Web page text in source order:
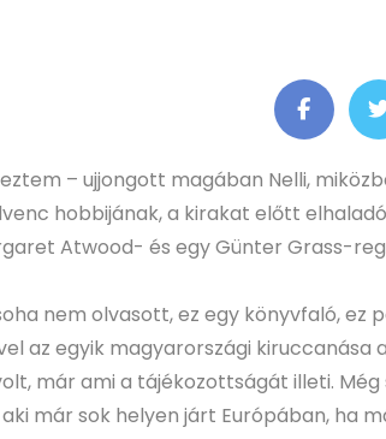
– ujjongott magában Nelli,
hobbijának, a kirakat előtt
Atwood- és egy Günter Grass-
nem olvasott, ez egy könyvfaló, ez
az egyik magyarországi kiruccanása
már ami a tájékozottságát illeti.
már sok helyen járt Európában, ha